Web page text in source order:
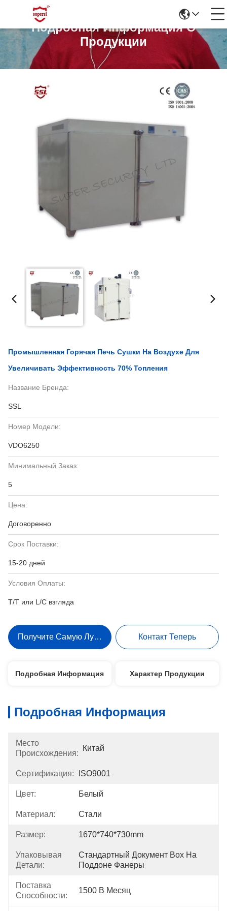
Подробная Информация О
Продукции
Промышленная Горячая Печь Сушки На Воздухе Для
Увеличивать Эффективность 70% Топления
Название Бренда:
SSL
Номер Модели:
VDO6250
Минимальный Заказ:
5
Цена:
Договоренно
Срок Поставки:
15-20 дней
Условия Оплаты:
T/T или L/C взгляда
Получите Самую Лучшую Цену Контакт Теперь
Подробная Информация Характер Продукции
Подробная Информация
Место
Происхождения:
Китай
Сертификация: ISO9001
Цвет: Белый
Материал: Стали
Размер: 1670*740*730mm
Упаковывая
Детали:
Стандартный Документ Box На
Поддоне Фанеры
Поставка
Способности:
1500 В Месяц